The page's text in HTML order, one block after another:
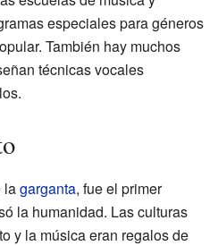
especiales para géneros
También hay muchos
técnicas vocales
lagarganta, fue el primer
la humanidad. Las culturas
y la música eran regalos de